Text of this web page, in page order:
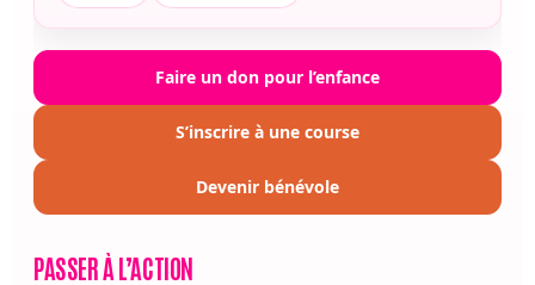
Faire un don pour l’enfance
S’inscrire à une course
Devenir bénévole
PASSER À L’ACTION